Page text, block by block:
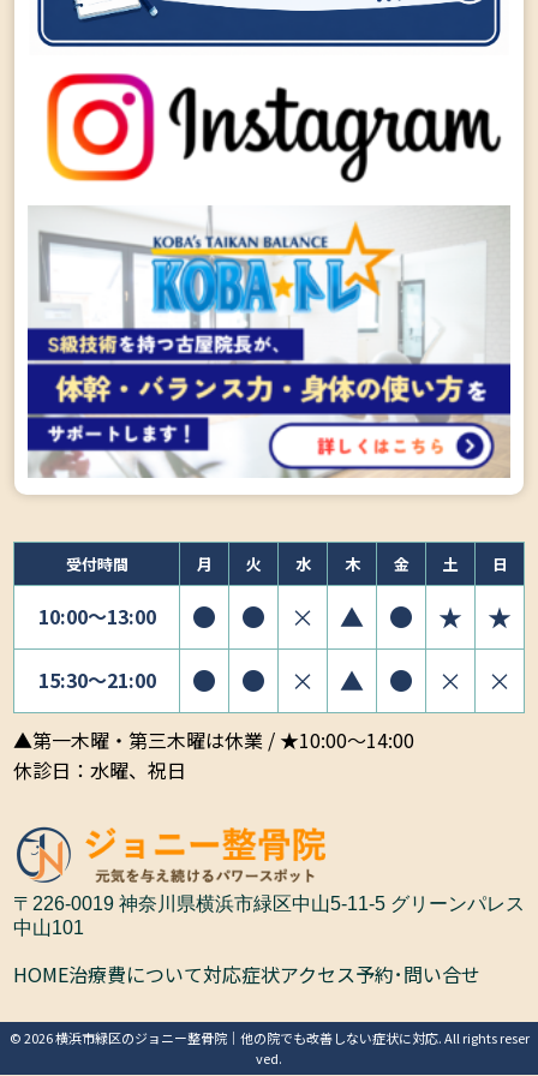
受付時間 月 火 水 木 金 土 日
10:00〜13:00 ● ● × ▲ ● ★ ★
15:30〜21:00 ● ● × ▲ ● × ×
▲第一木曜・第三木曜は休業 / ★10:00～14:00
休診日：水曜、祝日
〒226-0019 神奈川県横浜市緑区中山5-11-5 グリーンパレス
中山101
HOME治療費について対応症状アクセス予約･問い合せ
© 2026 横浜市緑区のジョニー整骨院｜他の院でも改善しない症状に対応. All rights reser
ved.